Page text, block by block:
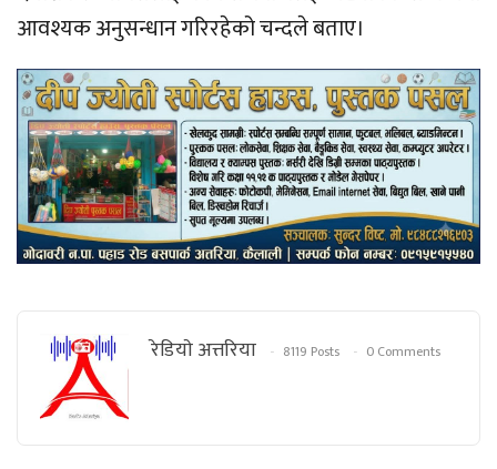
आवश्यक अनुसन्धान गरिरहेको चन्दले बताए।
रेडियाे अत्तरिया 8119 Posts 0 Comments